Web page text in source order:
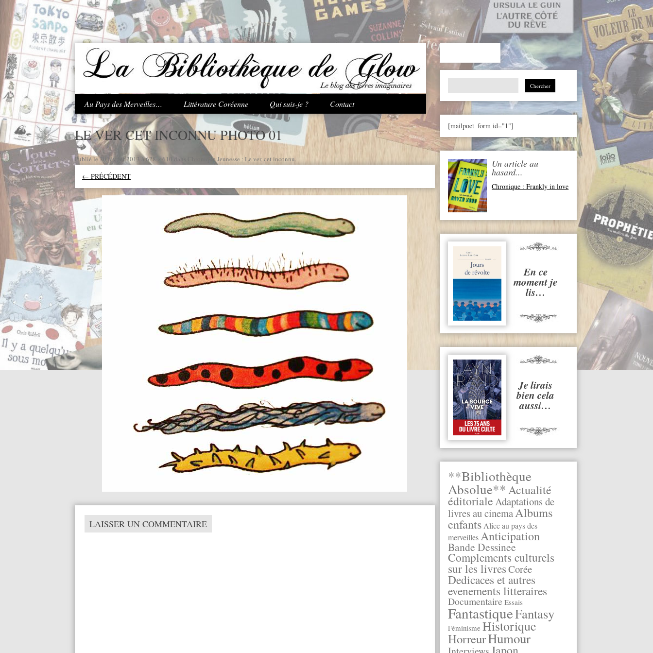
.
Aller au contenu principal
Au Pays des Merveilles… Littérature Coréenne Qui suis-je ? Contact
Search
[mailpoet_form id="1"]
Un article au
hasard...
Chronique : Frankly in love
En ce
moment je
lis…
Je lirais
bien cela
aussi…
**Bibliothèque
Absolue**Actualité
éditorialeAdaptations de
livres au cinemaAlbums
enfantsAlice au pays des
merveillesAnticipation
Bande Dessinee
Complements culturels
sur les livresCorée
Dedicaces et autres
evenements litteraires
Documentaire Essais
FantastiqueFantasy
Féminisme Historique
HorreurHumour
LE VER CET INCONNU PHOTO 01
Publié le20 février 2013 à628 × 610 dans Chronique Jeunesse : Le ver, cet inconnu.
← PRÉCÉDENT
LAISSER UN COMMENTAIRE